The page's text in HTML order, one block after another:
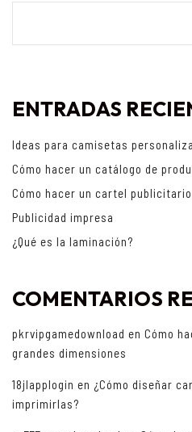
ENTRADAS
Ideas para camisetas
Cómo hacer un catálogo de
Cómo hacer un cartel
Publicidad impresa
¿Qué es la laminación?
COMENTARIOS
pkrvipgamedownload en Cómo
grandes dimensiones
18jlapplogin en ¿Cómo diseñar
imprimirlas?